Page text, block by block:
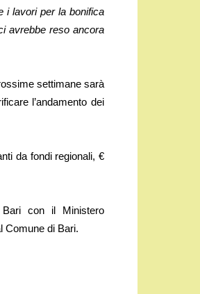
i lavori per la bonifica
avrebbe reso ancora
settimane sarà
l’andamento dei
da fondi regionali, €
Bari con il Ministero
Comune di Bari.